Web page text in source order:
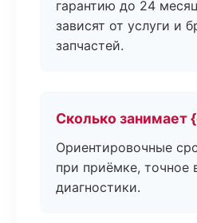
гарантию до 24
зависят от услуги и
запчастей.
Сколько занимает
Ориентировочные
при приёмке,
диагностики.